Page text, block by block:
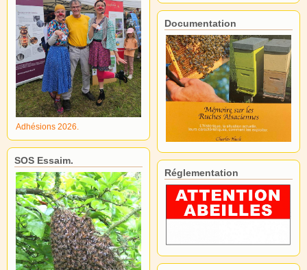
Adhésions 2026.
SOS Essaim.
Documentation
Réglementation